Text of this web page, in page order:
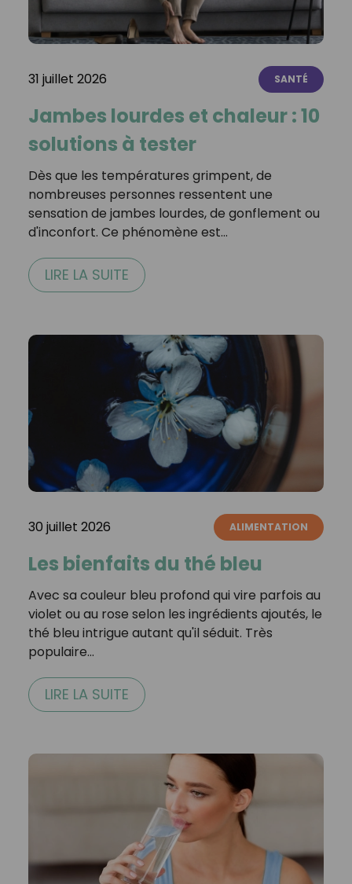
31 juillet 2026 SANTÉ
Jambes lourdes et chaleur : 10
solutions à tester
Dès que les températures grimpent, de
nombreuses personnes ressentent une
sensation de jambes lourdes, de gonflement ou
d'inconfort. Ce phénomène est…
LIRE LA SUITE
30 juillet 2026 ALIMENTATION
Les bienfaits du thé bleu
Avec sa couleur bleu profond qui vire parfois au
violet ou au rose selon les ingrédients ajoutés, le
thé bleu intrigue autant qu'il séduit. Très
populaire…
LIRE LA SUITE